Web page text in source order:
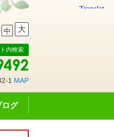
中 大
1 MAP
ログ